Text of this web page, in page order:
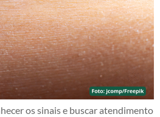
os sinais e buscar atendimento